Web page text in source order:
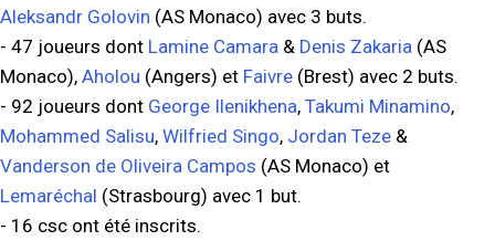
Aleksandr Golovin (AS Monaco) avec 3 buts.
- 47 joueurs dont Lamine Camara & Denis Zakaria (AS
Monaco), Aholou (Angers) et Faivre (Brest) avec 2 buts.
- 92 joueurs dont George Ilenikhena, Takumi Minamino,
Mohammed Salisu, Wilfried Singo, Jordan Teze &
Vanderson de Oliveira Campos (AS Monaco) et
Lemaréchal (Strasbourg) avec 1 but.
- 16 csc ont été inscrits.